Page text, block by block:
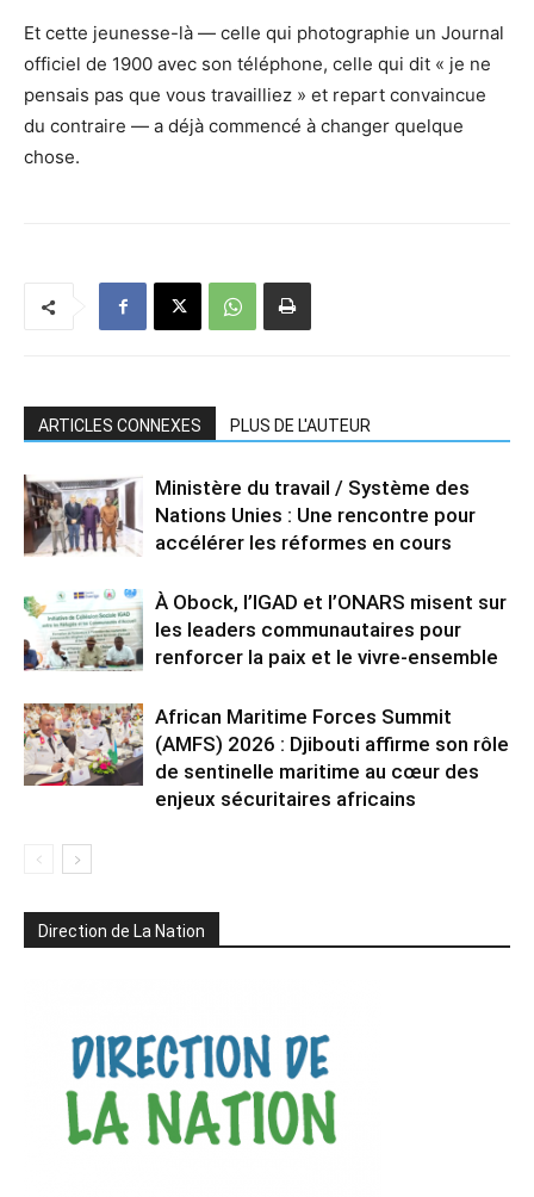
Et cette jeunesse-là — celle qui photographie un Journal
officiel de 1900 avec son téléphone, celle qui dit « je ne
pensais pas que vous travailliez » et repart convaincue
du contraire — a déjà commencé à changer quelque
chose.
ARTICLES CONNEXES PLUS DE L'AUTEUR
Ministère du travail / Système des
Nations Unies : Une rencontre pour
accélérer les réformes en cours
À Obock, l’IGAD et l’ONARS misent sur
les leaders communautaires pour
renforcer la paix et le vivre-ensemble
African Maritime Forces Summit
(AMFS) 2026 : Djibouti affirme son rôle
de sentinelle maritime au cœur des
enjeux sécuritaires africains
Direction de La Nation